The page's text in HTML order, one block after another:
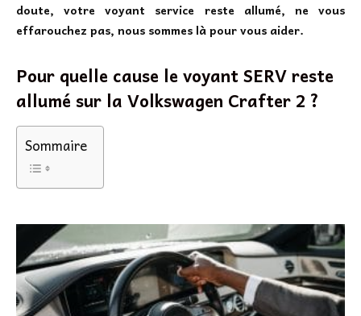
doute, votre voyant service reste allumé, ne vous
effarouchez pas, nous sommes là pour vous aider.
Pour quelle cause le voyant SERV reste
allumé sur la Volkswagen Crafter 2 ?
Sommaire